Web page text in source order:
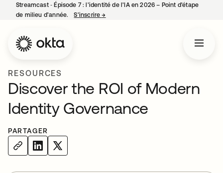
Streamcast ‑ Épisode 7 : l’identité de l’IA en 2026 – Point d’étape
de milieu d’année.
S’inscrire→
RESOURCES
Discover the ROI of Modern
Identity Governance
PARTAGER